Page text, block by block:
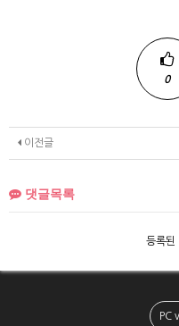
0
이전글
댓글목록
등록된
PC